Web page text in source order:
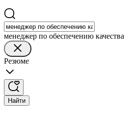
менеджер по обеспечению качества
Резюме
Найти